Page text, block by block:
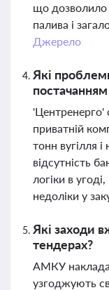
що дозволило
палива і
Джерело
Які
постачанням
'Центренерго'
приватній
тонн вугілля
відсутність
логіки в
недоліки у
Які заходи
тендерах?
АМКУ
узгоджують